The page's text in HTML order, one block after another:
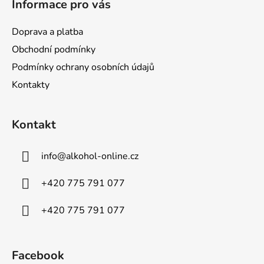
u
Informace pro vás
Doprava a platba
Obchodní podmínky
Podmínky ochrany osobních údajů
Kontakty
Kontakt
info@alkohol-online.cz
+420 775 791 077
+420 775 791 077
Facebook